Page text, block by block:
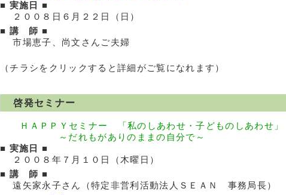
■ 実施日 ■
２００８日６月２２日（日）
■ 講 師 ■
市場恵子、尚文さんご夫婦
（チラシをクリックすると詳細がご覧になれます）
啓発セミナー
ＨＡＰＰＹセミナー 「私のしあわせ・子どものしあわせ」
～だれもがありのままの自分で～
■ 実施日 ■
２００８年７月１０日（木曜日）
■ 講 師 ■
遠矢家永子さん（特定非営利活動法人ＳＥＡＮ 事務局長）